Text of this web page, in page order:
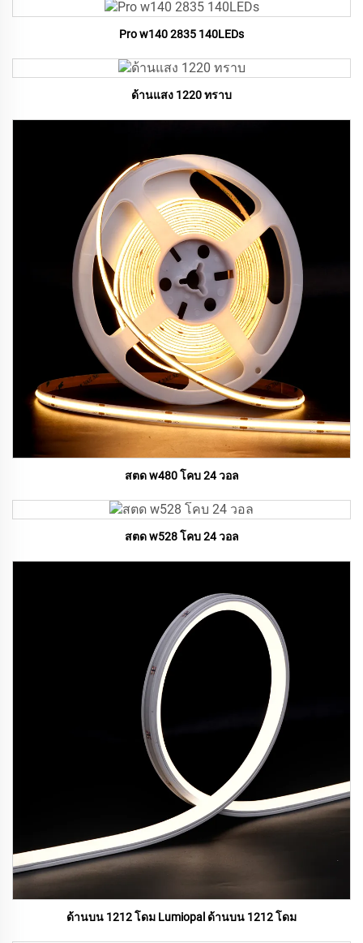
Pro w140 2835 140LEDs
ด้านแสง 1220 ทราบ
สตด w480 โคบ 24 วอล
สตด w528 โคบ 24 วอล
ด้านบน 1212 โดม Lumiopal ด้านบน 1212 โดม